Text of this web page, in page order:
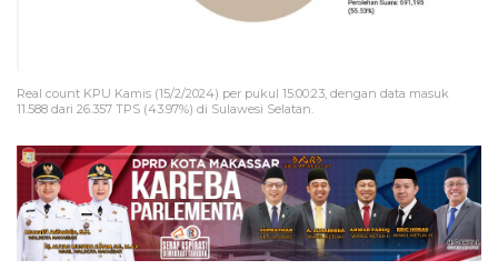
Real count KPU Kamis (15/2/2024) per pukul 15:00:23, dengan data masuk
11.588 dari 26.357 TPS (43.97%) di Sulawesi Selatan.